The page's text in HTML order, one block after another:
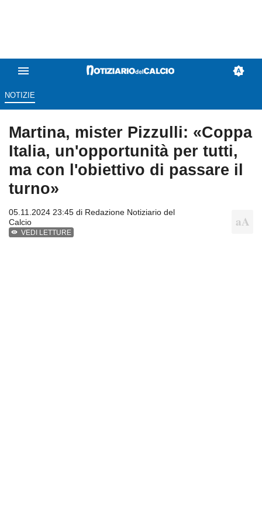
NOTIZIE
Martina, mister Pizzulli: «Coppa
Italia, un'opportunità per tutti,
ma con l'obiettivo di passare il
turno»
05.11.2024 23:45 di Redazione Notiziario del
Calcio
VEDI LETTURE